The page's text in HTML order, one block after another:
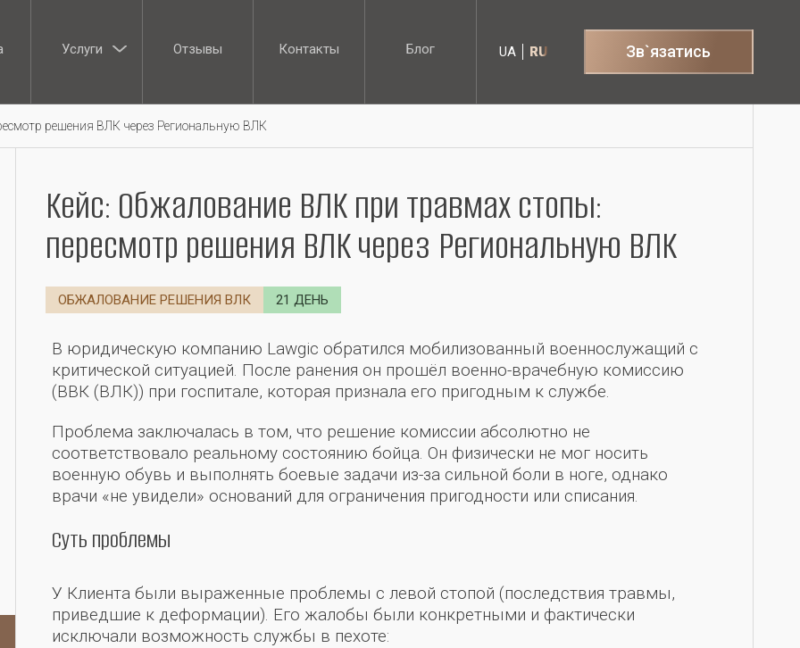
Услуги
Отзывы
Контакты
Блог
RU
UA Зв`язатись
решения ВЛК через Региональную ВЛК
Кейс: Обжалование ВЛК при травмах стопы:
пересмотр решения ВЛК через Региональную ВЛК
ОБЖАЛОВАНИЕ РЕШЕНИЯ ВЛК 21 ДЕНЬ
В юридическую компанию Lawgic обратился мобилизованный военнослужащий с
критической ситуацией. После ранения он прошёл военно-врачебную комиссию
(ВВК (ВЛК)) при госпитале, которая признала его пригодным к службе.
Проблема заключалась в том, что решение комиссии абсолютно не
соответствовало реальному состоянию бойца. Он физически не мог носить
военную обувь и выполнять боевые задачи из-за сильной боли в ноге, однако
врачи «не увидели» оснований для ограничения пригодности или списания.
Суть проблемы
У Клиента были выраженные проблемы с левой стопой (последствия травмы,
приведшие к деформации). Его жалобы были конкретными и фактически
исключали возможность службы в пехоте: